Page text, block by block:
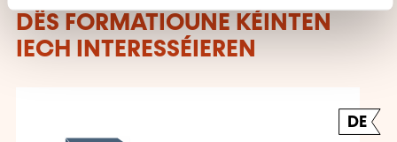
DËS FORMATIOUNE KÉINTEN
IECH INTERESSÉIEREN
DE